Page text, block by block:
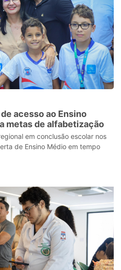
acesso ao Ensino
metas de alfabetização
em conclusão escolar nos
de Ensino Médio em tempo